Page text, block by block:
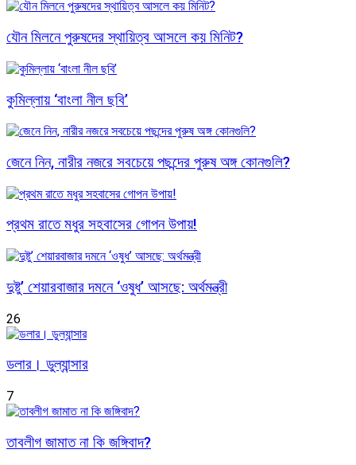
যৌন মিলনে পুরুষদের স্থায়িত্ব আসলে কয় মিনিট?
কুমিল্লায় ‘বাংলা নীল ছবি’
জেনে নিন, নারীর নজরে সবচেয়ে পছন্দের পুরুষ অঙ্গ কোনগুলি?
প্রথম রাতে মধুর সহবাসের গোপন উপায়!
দুষ্টু’ শেয়ারবাজার দমনে ‘ওষুধ’ আসছে: অর্থমন্ত্রী
26
ডলার। ডুল্যান্সার
7
তাবলীগ জামাত না কি জঙ্গিবাদ?